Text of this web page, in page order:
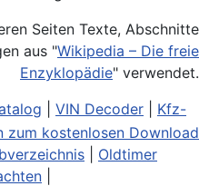
Seiten Texte, Abschnitte
aus "Wikipedia – Die freie
Enzyklopädie" verwendet.
VIN Decoder
Kfz-
zum kostenlosen Download
Oldtimer